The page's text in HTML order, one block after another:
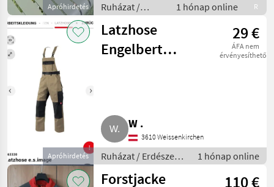
Apróhirdetés
Ruházat /
Erdészeti
munkaruha
1 hónap online R
Apróhirdetés
Latzhose
Engelbert
29 €
ÁFA nem
érvényesíthető
W .
3610 Weissenkirchen
Ruházat / Erdészeti
munkaruha
1 hónap online
Forstjacke
110 €